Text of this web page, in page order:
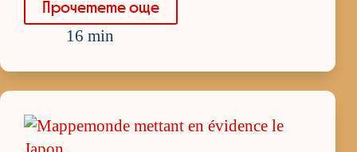
Про­че­тете още
16 min